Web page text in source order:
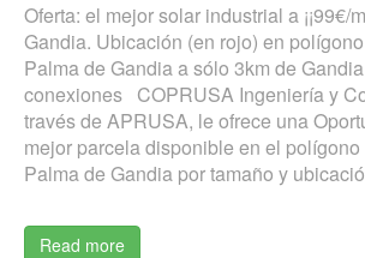
Oferta: el mejor solar industrial a ¡¡99€/
Gandia. Ubicación (en rojo) en
Palma de Gandia a sólo 3km de
conexiones COPRUSA Ingeniería y
través de APRUSA, le ofrece una
mejor parcela disponible en el
Palma de Gandia por tamaño y
Read more